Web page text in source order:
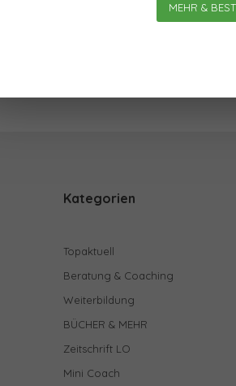
MEHR &
Kategorien
Topaktuell
Beratung & Coaching
Weiterbildung
BÜCHER & MEHR
Zeitschrift LO
Mini Coach